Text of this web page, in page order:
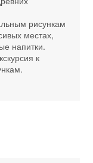
рисункам
местах,
напитки.
к